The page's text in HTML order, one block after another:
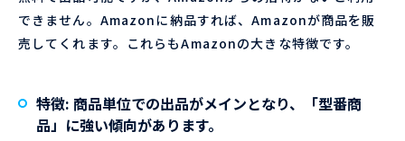
できません。Amazonに納品すれば、Amazonが商品を販
売してくれます。これらもAmazonの大きな特徴です。
特徴: 商品単位での出品がメインとなり、「型番商
品」に強い傾向があります。